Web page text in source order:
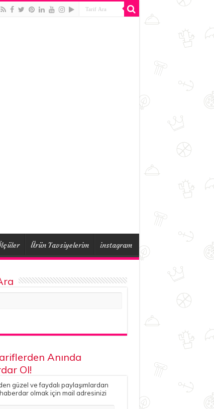
Ürün Tavsiyelerim instagram
Anında
Ol!
güzel ve faydalı paylaşımlardan
olmak için mail adresinizi